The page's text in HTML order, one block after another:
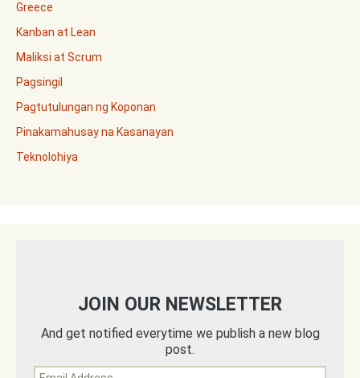
Greece
Kanban at Lean
Maliksi at Scrum
Pagsingil
Pagtutulungan ng Koponan
Pinakamahusay na Kasanayan
Teknolohiya
JOIN OUR NEWSLETTER
And get notified everytime we publish a new blog
post.